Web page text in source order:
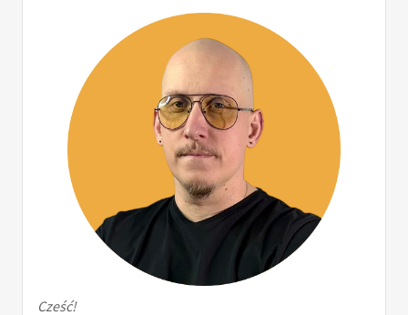
Cześć!